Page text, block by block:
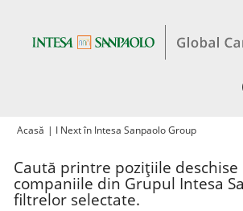
Acasă | I Next în Intesa Sanpaolo Group(pagina
Caută printre pozițiile
companiile din Grupul Intesa
filtrelor selectate.